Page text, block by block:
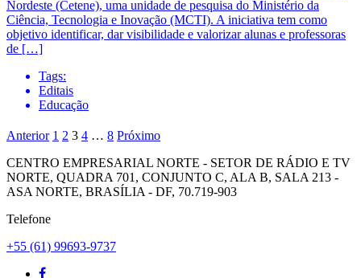
Nordeste (Cetene), uma unidade de pesquisa do Ministério da
Ciência, Tecnologia e Inovação (MCTI). A iniciativa tem como
objetivo identificar, dar visibilidade e valorizar alunas e professoras
de […]
Tags:
Editais
Educação
Anterior 1 2 3 4 … 8 Próximo
CENTRO EMPRESARIAL NORTE - SETOR DE RÁDIO E TV
NORTE, QUADRA 701, CONJUNTO C, ALA B, SALA 213 -
ASA NORTE, BRASÍLIA - DF, 70.719-903
Telefone
+55 (61) 99693-9737